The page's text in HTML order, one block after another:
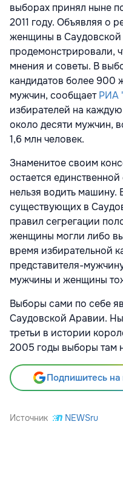
выборах принял ныне
2011 году. Объявляя о
женщины в
продемонстрировали,
мнения и советы. В
кандидатов более 900
мужчин, сообщаетРИА
избирателей на
около десяти мужчин,
1,6 млн человек.
Знаменитое своим
остается
нельзя водить
существующих в
правил сегрегации
женщины могли либо
время избирательной
представителя-
мужчины и женщины
Выборы сами по себе
Саудовской Аравии.
третьи в истории
2005 годы выборы там
Подпишитесь на
Источник NEWSru